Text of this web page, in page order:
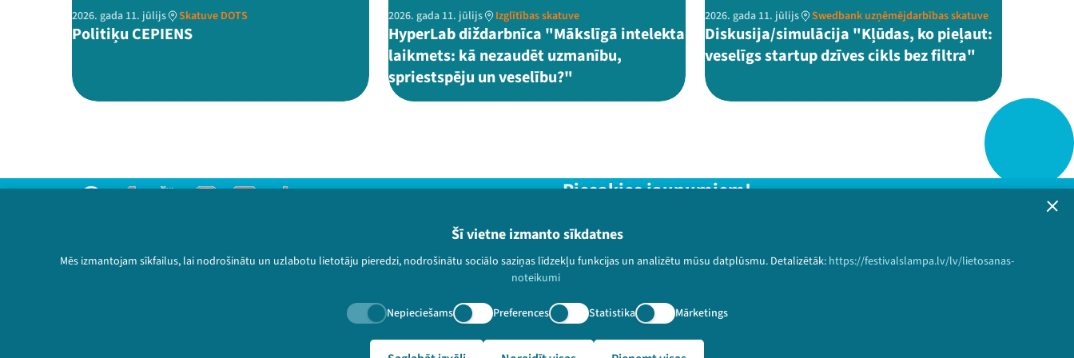
Šī vietne izmanto sīkdatnes
Mēs izmantojam sīkfailus, lai nodrošinātu un uzlabotu lietotāju pieredzi, nodrošinātu sociālo saziņas līdzekļu funkcijas un analizētu mūsu datplūsmu. Detalizētāk: https://festivalslampa.lv/lv/lietosanas-
noteikumi
Nepieciešams Preferences Statistika Mārketings
2026. gada 11. jūlijs Skatuve DOTS
Politiķu CEPIENS
2026. gada 11. jūlijs Izglītības skatuve
HyperLab diždarbnīca "Mākslīgā intelekta
laikmets: kā nezaudēt uzmanību,
spriestspēju un veselību?"
2026. gada 11. jūlijs Swedbank uzņēmējdarbības skatuve
Diskusija/simulācija "Kļūdas, ko pieļaut:
veselīgs startup dzīves cikls bez filtra"
Privātuma politika
Lietošanas noteikumi un sīkdatņu politika
© 2026 Sarunu festivāls LAMPA Visas tiesības paturētas.
Piesakies jaunumiem!
Nepalaid garām aktuālāko informāciju!
Pieteikties
🔗 https://festivalslampa.lv/lv/video-arhivs/2977?speaker=Laikmet%C4%ABg%C4%81s%20dejas%20apvien%C4%ABba%20SIXTH&speaker_id=6543